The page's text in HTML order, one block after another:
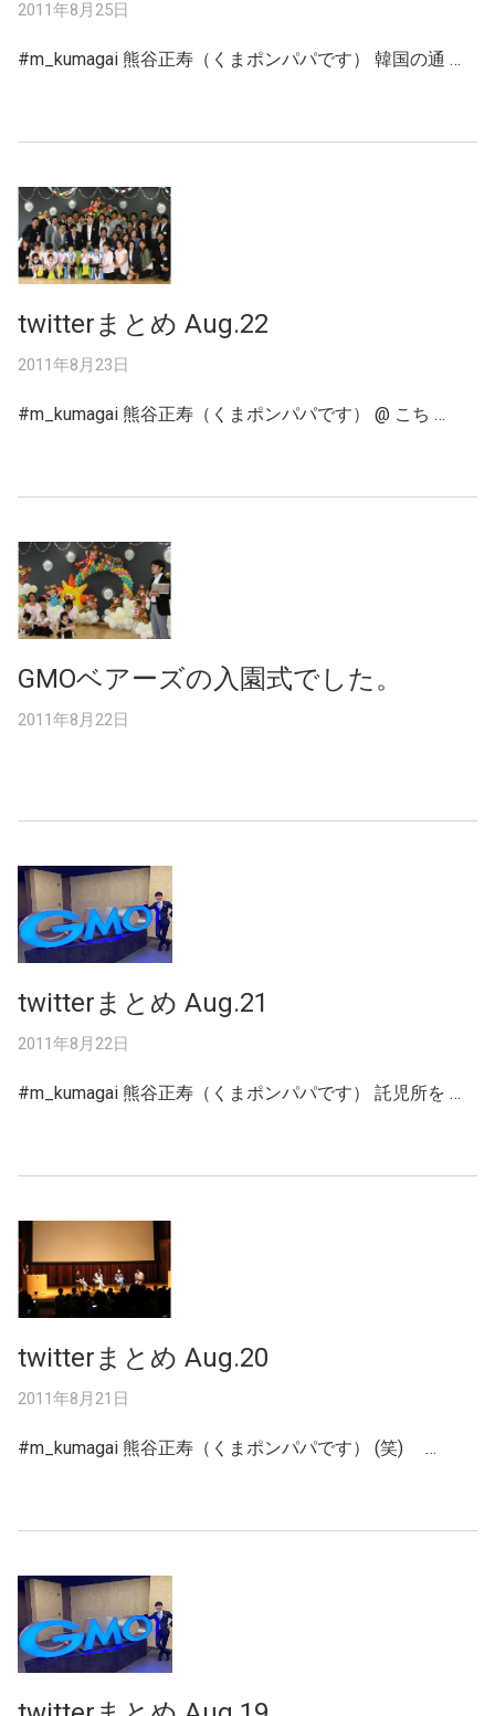
2011年8月25日
#m_kumagai 熊谷正寿（くまポンパパです） 韓国の通 …
twitterまとめ Aug.22
2011年8月23日
#m_kumagai 熊谷正寿（くまポンパパです） @ こち …
GMOベアーズの入園式でした。
2011年8月22日
twitterまとめ Aug.21
2011年8月22日
#m_kumagai 熊谷正寿（くまポンパパです） 託児所を …
twitterまとめ Aug.20
2011年8月21日
#m_kumagai 熊谷正寿（くまポンパパです） (笑) …